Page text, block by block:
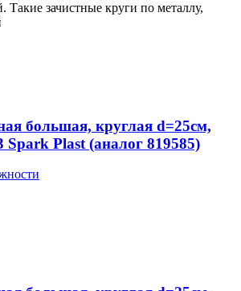
Такие зачистные круги по металлу,
большая, круглая d=25см,
Spark Plast (аналог 819585)